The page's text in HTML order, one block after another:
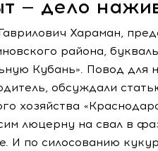
— дело
Хараман,
района,
Кубань». Повод для
обсуждали
хозяйства
люцерну на свал в
И по силосованию